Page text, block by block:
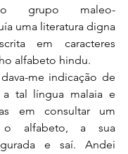
grupo maleo-
uma literatura digna
em caracteres
alfabeto hindu.
me indicação de
a tal língua malaia e
em consultar um
o alfabeto, a sua
e saí. Andei